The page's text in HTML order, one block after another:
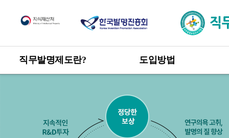
직무발명제도
직무발명제도란?
목적 및 취지
관련 발명진흥법 및 시행령
도입방법
신고 · 승계 절차
직무발명 권리관계
직무발명 보상